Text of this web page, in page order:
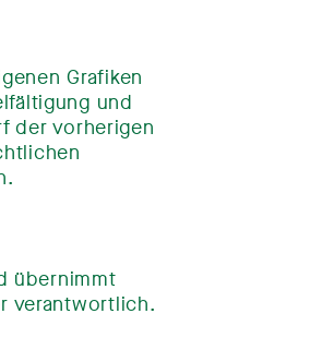
Grafiken
und
der vorherigen
übernimmt
verantwortlich.